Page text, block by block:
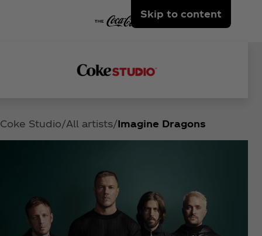
Skip to content
Coke Studio All artists Imagine Dragons